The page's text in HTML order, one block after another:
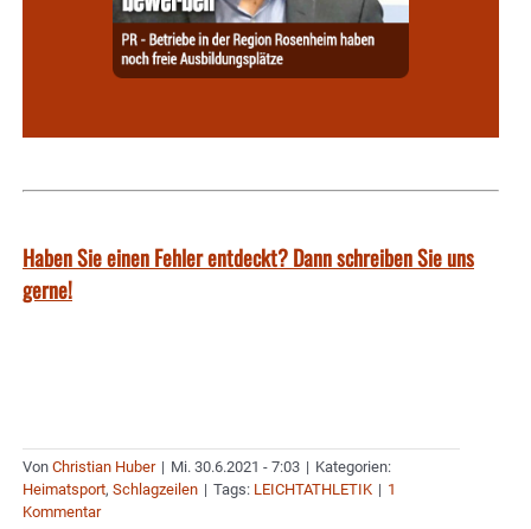
Haben Sie einen Fehler entdeckt? Dann schreiben Sie uns
gerne!
Von Christian Huber | Mi. 30.6.2021 - 7:03 | Kategorien:
Heimatsport, Schlagzeilen | Tags: LEICHTATHLETIK | 1
Kommentar